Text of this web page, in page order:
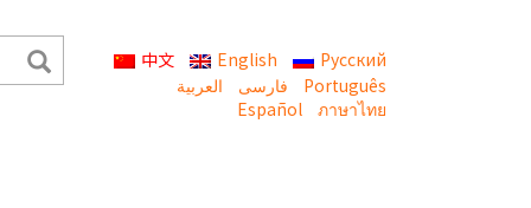
中文 English
Русский
العربية
Português
Español
ภาษาไทย